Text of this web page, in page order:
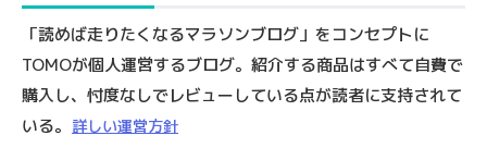
「読めば走りたくなるマラソンブログ」をコンセプトに
TOMOが個人運営するブログ。紹介する商品はすべて自費で
購入し、忖度なしでレビューしている点が読者に支持されて
いる。 詳しい運営方針